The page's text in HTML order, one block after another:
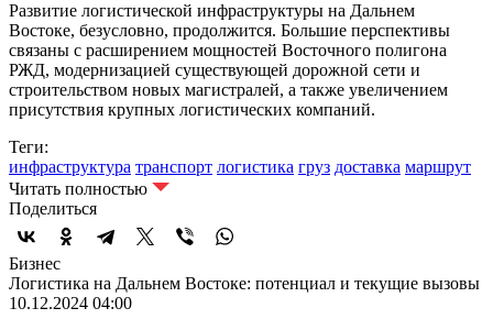
Развитие логистической инфраструктуры на Дальнем
Востоке, безусловно, продолжится. Большие перспективы
связаны с расширением мощностей Восточного полигона
РЖД, модернизацией существующей дорожной сети и
строительством новых магистралей, а также увеличением
присутствия крупных логистических компаний.
Теги:
инфраструктура транспорт логистика груз доставка маршрут
Читать полностью
Поделиться
Бизнес
Логистика на Дальнем Востоке: потенциал и текущие вызовы
10.12.2024 04:00